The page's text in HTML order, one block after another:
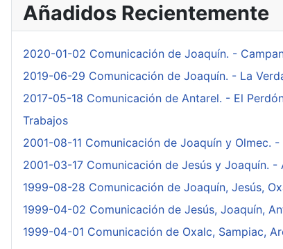
Añadidos Recientemente
2020-01-02 Comunicación de Joaquín. -
2019-06-29 Comunicación de Joaquín. - La
2017-05-18 Comunicación de Antarel. - El
Trabajos
2001-08-11 Comunicación de Joaquín y Olmec.
2001-03-17 Comunicación de Jesús y Joaquín.
1999-08-28 Comunicación de Joaquín, Jesús,
1999-04-02 Comunicación de Jesús, Joaquín,
1999-04-01 Comunicación de Oxalc, Sampiac,